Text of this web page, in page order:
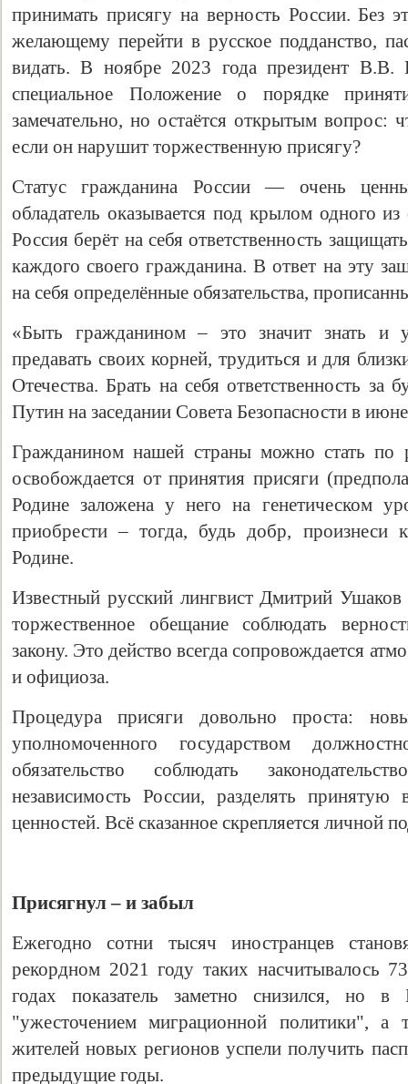
принимать присягу на верность России. Без
желающему перейти в русское подданство,
видать. В ноябре 2023 года президент В.В.
специальное Положение о порядке
замечательно, но остаётся открытым вопрос:
если он нарушит торжественную присягу?
Статус гражданина России — очень
обладатель оказывается под крылом одного
Россия берёт на себя ответственность
каждого своего гражданина. В ответ на эту
на себя определённые обязательства,
«Быть гражданином – это значит знать и
предавать своих корней, трудиться и для
Отечества. Брать на себя ответственность
Путин на заседании Совета Безопасности в
Гражданином нашей страны можно стать по
освобождается от принятия присяги
Родине заложена у него на генетическом
приобрести – тогда, будь добр, произнеси
Родине.
Известный русский лингвист Дмитрий Ушаков
торжественное обещание соблюдать
закону. Это действо всегда сопровождается
и официоза.
Процедура присяги довольно проста:
уполномоченного государством
обязательство соблюдать
независимость России, разделять
ценностей. Всё сказанное скрепляется личной
Присягнул – и забыл
Ежегодно сотни тысяч иностранцев
рекордном 2021 году таких насчитывалось
годах показатель заметно снизился, но
"ужесточением миграционной политики", а
жителей новых регионов успели получить
предыдущие годы.
Свидетельство